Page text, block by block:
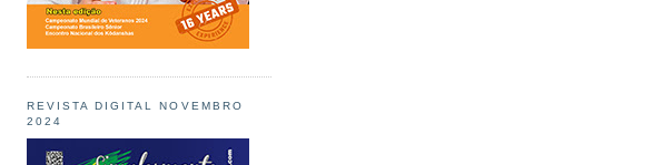
REVISTA DIGITAL NOVEMBRO
2024